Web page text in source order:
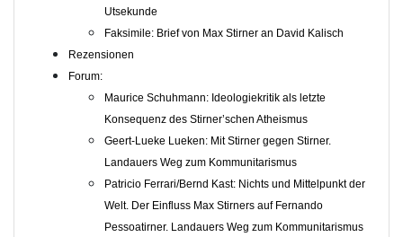
Utsekunde
Faksimile: Brief von Max Stirner an David Kalisch
Rezensionen
Forum:
Maurice Schuhmann: Ideologiekritik als letzte
Konsequenz des Stirner’schen Atheismus
Geert-Lueke Lueken: Mit Stirner gegen Stirner.
Landauers Weg zum Kommunitarismus
Patricio Ferrari/Bernd Kast: Nichts und Mittelpunkt der
Welt. Der Einfluss Max Stirners auf Fernando
Pessoatirner. Landauers Weg zum Kommunitarismus